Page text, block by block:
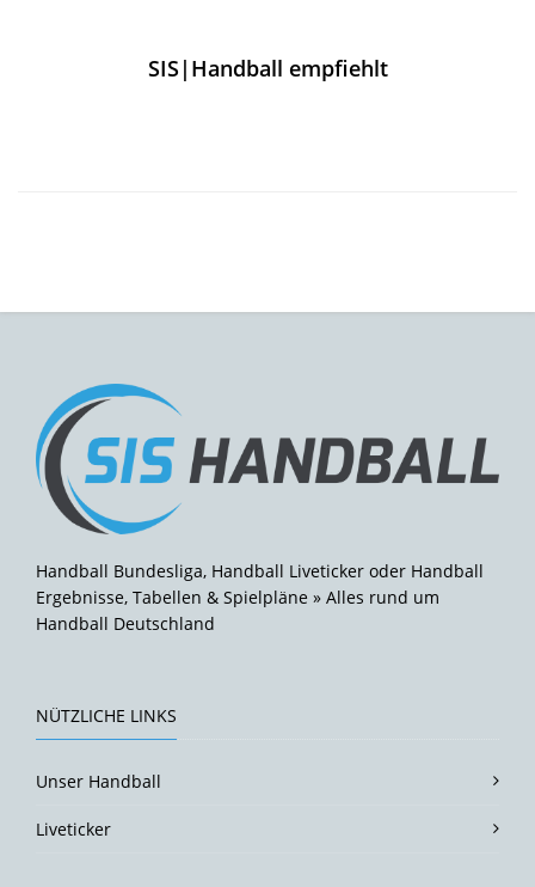
SIS|Handball empfiehlt
Handball Bundesliga, Handball Liveticker oder Handball
Ergebnisse, Tabellen & Spielpläne » Alles rund um
Handball Deutschland
NÜTZLICHE LINKS
Unser Handball
Liveticker